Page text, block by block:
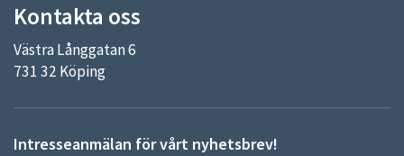
Kontakta oss
Västra Långgatan 6
731 32 Köping
Intresseanmälan för vårt nyhetsbrev!